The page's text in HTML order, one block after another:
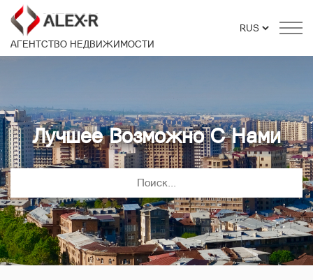
АГЕНТСТВО НЕДВИЖИМОСТИ
Лучшее Возможно С Нами